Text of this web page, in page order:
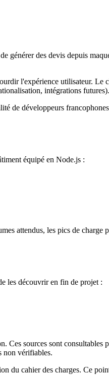
générer des devis depuis
l'expérience utilisateur.
intégrations futures).
de développeurs
équipé en Node.js :
attendus, les pics de charge
les découvrir en fin de projet :
sources sont consultables
non vérifiables.
cahier des charges. Ce